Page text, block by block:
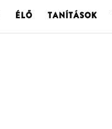
ÉLŐ TANÍTÁSOK